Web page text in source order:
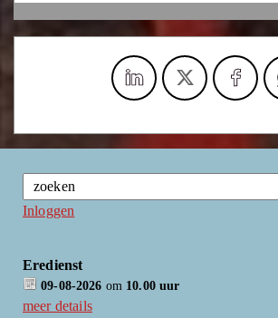
Inloggen
Eredienst
09-08-2026 om 10.00 uur
meer details